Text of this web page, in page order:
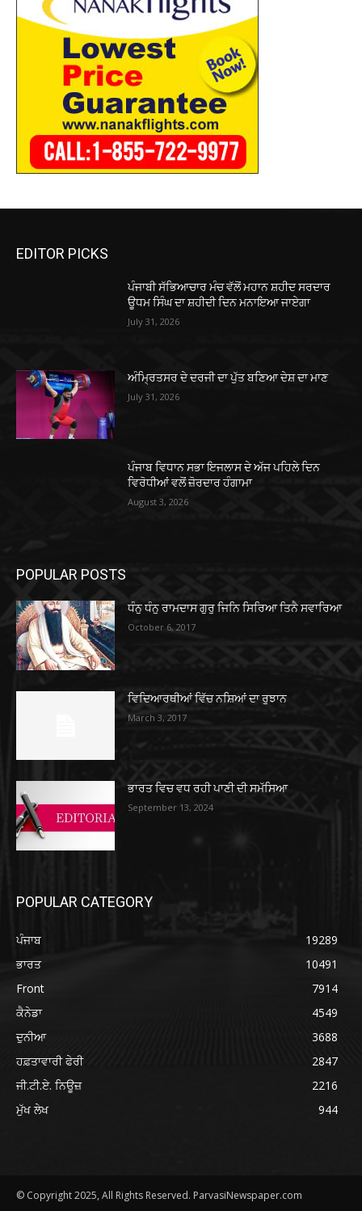
EDITOR PICKS
ਪੰਜਾਬੀ ਸੱਭਿਆਚਾਰ ਮੰਚ ਵੱਲੋਂ ਮਹਾਨ ਸ਼ਹੀਦ ਸਰਦਾਰ
ਊਧਮ ਸਿੰਘ ਦਾ ਸ਼ਹੀਦੀ ਦਿਨ ਮਨਾਇਆ ਜਾਏਗਾ
July 31, 2026
ਅੰਮਿ੍ਰਤਸਰ ਦੇ ਦਰਜੀ ਦਾ ਪੁੱਤ ਬਣਿਆ ਦੇਸ਼ ਦਾ ਮਾਣ
July 31, 2026
ਪੰਜਾਬ ਵਿਧਾਨ ਸਭਾ ਇਜਲਾਸ ਦੇ ਅੱਜ ਪਹਿਲੇ ਦਿਨ
ਵਿਰੋਧੀਆਂ ਵਲੋਂ ਜ਼ੋਰਦਾਰ ਹੰਗਾਮਾ
August 3, 2026
POPULAR POSTS
ਧੰਨੁ ਧੰਨੁ ਰਾਮਦਾਸ ਗੁਰੁ ਜਿਨਿ ਸਿਰਿਆ ਤਿਨੈ ਸਵਾਰਿਆ
October 6, 2017
ਵਿਦਿਆਰਥੀਆਂ ਵਿੱਚ ਨਸ਼ਿਆਂ ਦਾ ਰੁਝਾਨ
March 3, 2017
ਭਾਰਤ ਵਿਚ ਵਧ ਰਹੀ ਪਾਣੀ ਦੀ ਸਮੱਸਿਆ
September 13, 2024
POPULAR CATEGORY
ਪੰਜਾਬ
19289
ਭਾਰਤ
10491
Front
7914
ਕੈਨੇਡਾ
4549
ਦੁਨੀਆ
3688
ਹਫ਼ਤਾਵਾਰੀ ਫੇਰੀ
2847
ਜੀ.ਟੀ.ਏ. ਨਿਊਜ਼
2216
ਮੁੱਖ ਲੇਖ
944
© Copyright 2025, All Rights Reserved. ParvasiNewspaper.com